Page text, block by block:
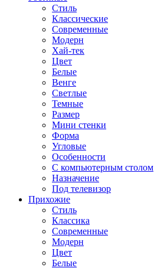
Стиль
Классические
Современные
Модерн
Хай-тек
Цвет
Белые
Венге
Светлые
Темные
Размер
Мини стенки
Форма
Угловые
Особенности
С компьютерным столом
Назначение
Под телевизор
Прихожие
Стиль
Классика
Современные
Модерн
Цвет
Белые